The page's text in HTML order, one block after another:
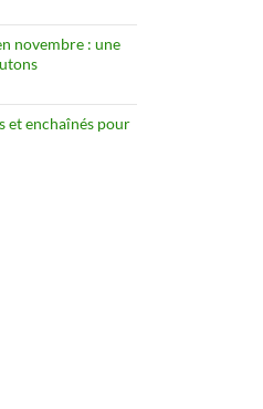
novembre : une
et enchaînés pour